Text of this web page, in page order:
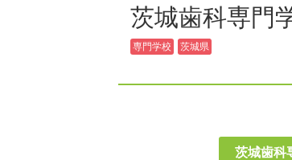
茨城歯科専門
専門学校 茨城県
茨城歯科